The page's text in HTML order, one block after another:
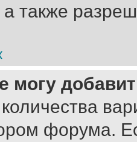
также
могу
форума.